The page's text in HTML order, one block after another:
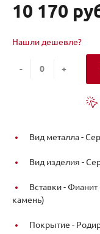
10 170
Нашли дешевле?
- +
Вид металла -
Вид изделия -
Вставки -Фианит
камень)
Покрытие -